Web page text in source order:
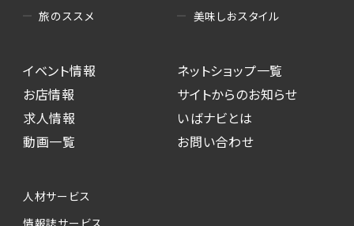
旅のススメ
美味しおスタイル
イベント情報
お店情報
求人情報
動画一覧
ネットショップ一覧
サイトからのお知らせ
いばナビとは
お問い合わせ
人材サービス
情報誌サービス